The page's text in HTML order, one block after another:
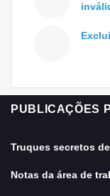
PUBLICAÇÕES
Truques secretos
Notas da área de